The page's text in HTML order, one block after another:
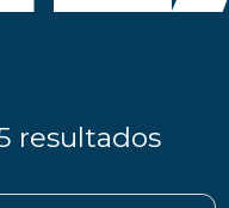
resultados